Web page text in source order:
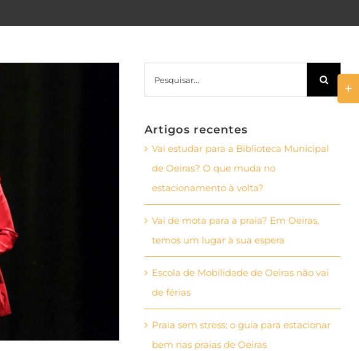
Artigos recentes
Vai estudar para a Biblioteca Municipal
de Oeiras? O que muda no
estacionamento à volta?
Vai de mota para a praia? Em Oeiras,
temos um lugar à sua espera
Escola de Mobilidade de Oeiras não vai
de férias
Praia sem stress: o guia para estacionar
bem nas praias de Oeiras